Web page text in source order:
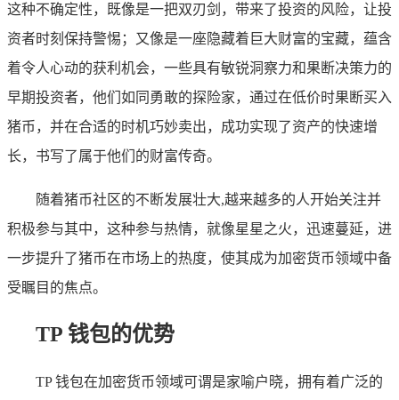
这种不确定性，既像是一把双刃剑，带来了投资的风险，让投
资者时刻保持警惕；又像是一座隐藏着巨大财富的宝藏，蕴含
着令人心动的获利机会，一些具有敏锐洞察力和果断决策力的
早期投资者，他们如同勇敢的探险家，通过在低价时果断买入
猪币，并在合适的时机巧妙卖出，成功实现了资产的快速增
长，书写了属于他们的财富传奇。
随着猪币社区的不断发展壮大,越来越多的人开始关注并
积极参与其中，这种参与热情，就像星星之火，迅速蔓延，进
一步提升了猪币在市场上的热度，使其成为加密货币领域中备
受瞩目的焦点。
TP 钱包的优势
TP 钱包在加密货币领域可谓是家喻户晓，拥有着广泛的